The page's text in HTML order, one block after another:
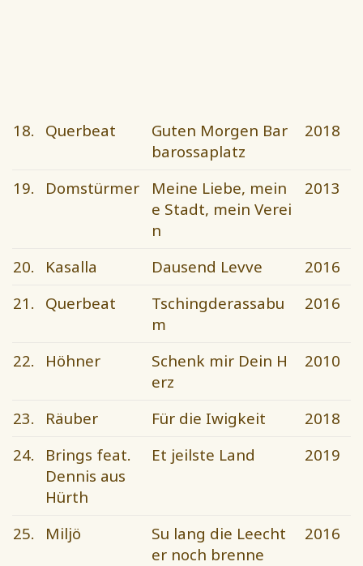
18. Querbeat
Guten Morgen Bar
barossaplatz
2018
19. Domstürmer
Meine Liebe, mein
e Stadt, mein Verei
n
2013
20. Kasalla Dausend Levve
2016
21.
Querbeat
Tschingderassabu
m
2016
22. Höhner
Schenk mir Dein H
erz
2010
23. Räuber Für die Iwigkeit
2018
24.
Brings feat.
Dennis aus
Hürth
Et jeilste Land 2019
25. Miljö
Su lang die Leecht
er noch brenne
2016